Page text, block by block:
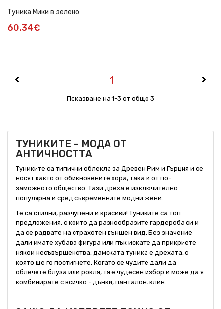
Туника Мики в зелено
60.34€
Показване на 1-3 от общо 3
1
ТУНИКИТЕ – МОДА ОТ
АНТИЧНОСТТА
Туниките са типични облекла за Древен Рим и Гърция и се
носят както от обикновените хора, така и от по-
заможното общество. Тази дреха е изключително
популярна и сред съвременните модни жени.
Те са стилни, разчупени и красиви! Туниките са топ
предложения, с които да разнообразите гардероба си и
да се радвате на страхотен външен вид. Без значение
дали имате хубава фигура или пък искате да прикриете
някои несъвършенства, дамската туника е дрехата, с
която ще го постигнете. Когато се чудите дали да
облечете блуза или рокля, тя е чудесен избор и може да я
комбинирате с всичко - дънки, панталон, клин.